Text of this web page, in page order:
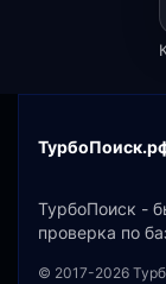
ТурбоПоиск -
проверка по
© 2017-2026